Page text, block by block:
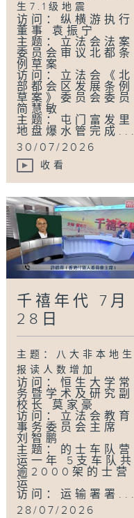
生7.1级地震
访问：纵横游执行
董事 袁振宁
主题：立法会法案
委员会审议北都条
例草案
访问：立法会《北
部都会区发展条例
草案》委员会委员
简慧敏
主题：屯门富发里
地盘爆水管完成...
30/07/2026
收看
千禧年代 7月
28日
主题：八大非本地生
报读人数增加
访问：恒生大学常
务暨学术及研究副
校长 莫家豪
访问：立法会教育
事务委员会主席
刘智鹏
主题：的士车队营
运一年 5支车队共
逾2000架的士营
运
访问：运输署署...
28/07/2026